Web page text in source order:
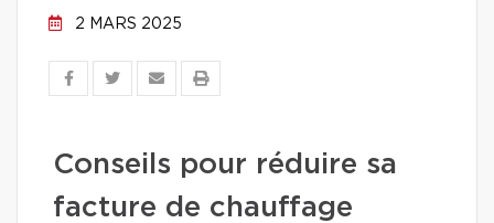
2 MARS 2025
Conseils pour réduire sa
facture de chauffage